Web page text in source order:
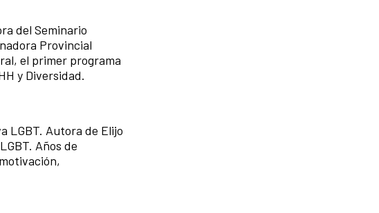
del Seminario
Provincial
el primer programa
y Diversidad.
LGBT. Autora de Elijo
Años de